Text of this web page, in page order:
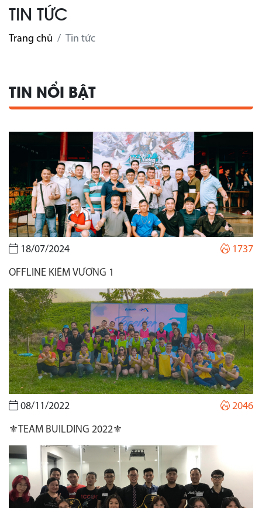
TIN TỨC
Trang chủ Tin tức
TIN NỔI BẬT
18/07/2024 1737
OFFLINE KIẾM VƯƠNG 1
08/11/2022 2046
⚜️TEAM BUILDING 2022⚜️